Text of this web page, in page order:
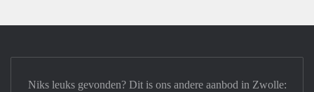
Niks leuks gevonden? Dit is ons andere aanbod in Zwolle: